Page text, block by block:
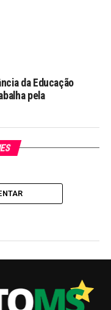
da Educação
pela